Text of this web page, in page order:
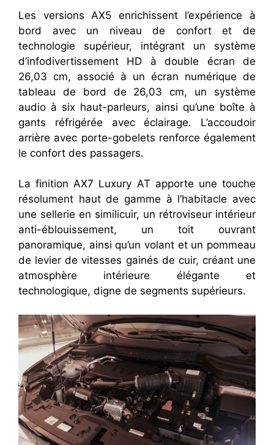
Les versions AX5 enrichissent l’expérience à
bord avec un niveau de confort et de
technologie supérieur, intégrant un système
d’infodivertissement HD à double écran de
26,03 cm, associé à un écran numérique de
tableau de bord de 26,03 cm, un système
audio à six haut-parleurs, ainsi qu’une boîte à
gants réfrigérée avec éclairage. L’accoudoir
arrière avec porte-gobelets renforce également
le confort des passagers.
La finition AX7 Luxury AT apporte une touche
résolument haut de gamme à l’habitacle avec
une sellerie en similicuir, un rétroviseur intérieur
anti-éblouissement, un toit ouvrant
panoramique, ainsi qu’un volant et un pommeau
de levier de vitesses gainés de cuir, créant une
atmosphère intérieure élégante et
technologique, digne de segments supérieurs.